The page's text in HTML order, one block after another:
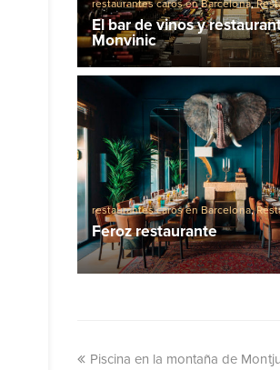
restaurantes caros en Barcelona,
barcelona
El bar de vinos y
Monvinic
restaurantes caros en Barcelona,
barcelona
Feroz restaurante
Piscina en la montaña de